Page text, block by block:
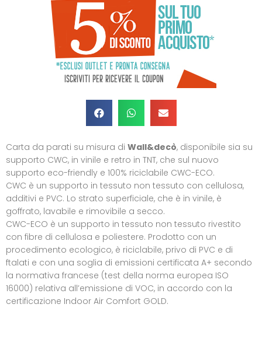
Carta da parati su misura di Wall&decò, disponibile sia su
supporto CWC, in vinile e retro in TNT, che sul nuovo
supporto eco-friendly e 100% riciclabile CWC-ECO.‎
CWC è un supporto in tessuto non tessuto con cellulosa,
additivi e PVC.‎ Lo strato superficiale, che è in vinile, è
goffrato, lavabile e rimovibile a secco.‎
CWC-ECO è un supporto in tessuto non tessuto rivestito
con fibre di cellulosa e poliestere.‎‎ Prodotto con un
procedimento ecologico, è riciclabile, privo di PVC e di
ftalati e con una soglia di emissioni certificata A+ secondo
la normativa francese (test della norma europea ISO
16000) relativa all’emissione di VOC, in accordo con la
certificazione Indoor Air Comfort GOLD.‎